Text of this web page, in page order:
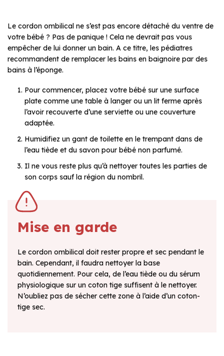
Le cordon ombilical ne s’est pas encore détaché du ventre de
votre bébé ? Pas de panique ! Cela ne devrait pas vous
empêcher de lui donner un bain. A ce titre, les pédiatres
recommandent de remplacer les bains en baignoire par des
bains à l’éponge.
Pour commencer, placez votre bébé sur une surface
plate comme une table à langer ou un lit ferme après
l’avoir recouverte d’une serviette ou une couverture
adaptée.
Humidifiez un gant de toilette en le trempant dans de
l’eau tiède et du savon pour bébé non parfumé.
Il ne vous reste plus qu’à nettoyer toutes les parties de
son corps sauf la région du nombril.
Mise en garde
Le cordon ombilical doit rester propre et sec pendant le
bain. Cependant, il faudra nettoyer la base
quotidiennement. Pour cela, de l’eau tiède ou du sérum
physiologique sur un coton tige suffisent à le nettoyer.
N’oubliez pas de sécher cette zone à l’aide d’un coton-
tige sec.